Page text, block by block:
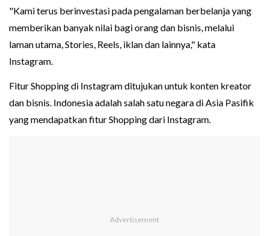
"Kami terus berinvestasi pada pengalaman berbelanja yang
memberikan banyak nilai bagi orang dan bisnis, melalui
laman utama, Stories, Reels, iklan dan lainnya," kata
Instagram.
Fitur Shopping di Instagram ditujukan untuk konten kreator
dan bisnis. Indonesia adalah salah satu negara di Asia Pasifik
yang mendapatkan fitur Shopping dari Instagram.